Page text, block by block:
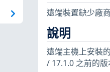
遠端裝置缺少廠
說明
遠端主機上安裝
/ 17.1.0 之前的